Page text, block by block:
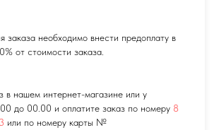
заказа необходимо внести предоплату в
от стоимости заказа.
в нашем интернет-магазине или у
до 00.00 и оплатите заказ по номеру 8
или по номеру карты №